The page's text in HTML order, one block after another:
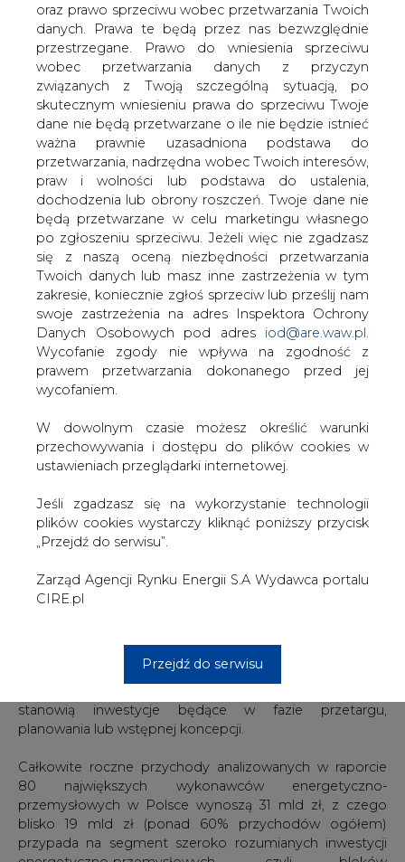
oraz prawo sprzeciwu wobec przetwarzania Twoich
danych. Prawa te będą przez nas bezwzględnie
przestrzegane. Prawo do wniesienia sprzeciwu
wobec przetwarzania danych z przyczyn
związanych z Twoją szczególną sytuacją, po
skutecznym wniesieniu prawa do sprzeciwu Twoje
dane nie będą przetwarzane o ile nie będzie istnieć
ważna prawnie uzasadniona podstawa do
przetwarzania, nadrzędna wobec Twoich interesów,
praw i wolności lub podstawa do ustalenia,
dochodzenia lub obrony roszczeń. Twoje dane nie
będą przetwarzane w celu marketingu własnego
po zgłoszeniu sprzeciwu. Jeżeli więc nie zgadzasz
się z naszą oceną niezbędności przetwarzania
Twoich danych lub masz inne zastrzeżenia w tym
zakresie, koniecznie zgłoś sprzeciw lub prześlij nam
swoje zastrzeżenia na adres Inspektora Ochrony
Danych Osobowych pod adres iod@are.waw.pl
Wycofanie zgody nie wpływa na zgodność z
prawem przetwarzania dokonanego przed jej
wycofaniem.
W dowolnym czasie możesz określić warunki
przechowywania i dostępu do plików cookies w
ustawieniach przeglądarki internetowej.
Jeśli zgadzasz się na wykorzystanie technologii
plików cookies wystarczy kliknąć poniższy przycisk
„Przejdź do serwisu”.
Zarząd Agencji Rynku Energii S.A Wydawca portalu
CIRE.pl
Przejdź do serwisu
Transformacja energetyczna -
liczba i wartość inwestycji rosną
Tocząca się na Ukrainie wojna wymusza
przyspieszenie transformacji
energetycznej polskiej gospodarki. Od
kilku miesięcy obserwowany jest
wyraźny wzrost liczby i wartości
zapowiadanych inwestycji.
Aktualna wartość 180 największych realizowanych i
planowanych projektów przekracza już 300 mld zł.
wykonawców energetyczno-przemysłowych działających
w Polsce od kilku lat wynosi w granicach 20 mld zł
rocznie. W najbliższych latach ograniczone moce
gardłem dla realizacji zapowiadanych inwestycji, która
potrwa co najmniej 20 lat.
zatytułowanego „Budownictwo energetyczno-
przemysłowe w Polsce 2022-2027”, aktualna wartość 180
znaczących projektów inwestycje na etapie budowy mają
stanowią inwestycje będące w fazie przetargu,
planowania lub wstępnej koncepcji.
Całkowite roczne przychody analizowanych w raporcie
80 największych wykonawców energetyczno-
przemysłowych w Polsce wynoszą 31 mld zł, z czego
blisko 19 mld zł (ponad 60% przychodów ogółem)
przypada na segment szeroko rozumianych inwestycji